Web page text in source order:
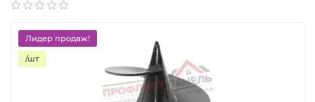
Лидер продаж!
/шт